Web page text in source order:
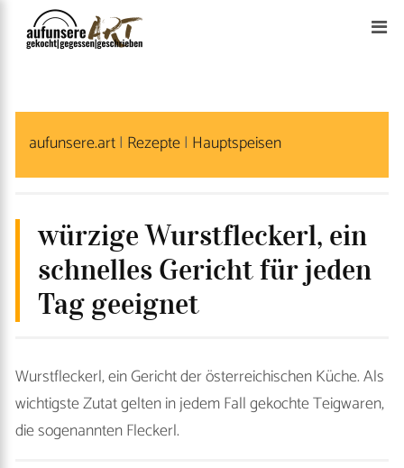
aufunsere.art| Rezepte| Hauptspeisen
würzige Wurstfleckerl, ein
schnelles Gericht für jeden
Tag geeignet
Wurstfleckerl, ein Gericht der österreichischen Küche. Als
wichtigste Zutat gelten in jedem Fall gekochte Teigwaren,
die sogenannten Fleckerl.